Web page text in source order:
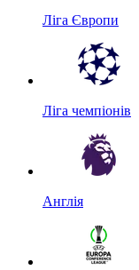
Ліга Європи
Ліга чемпіонів
Англія